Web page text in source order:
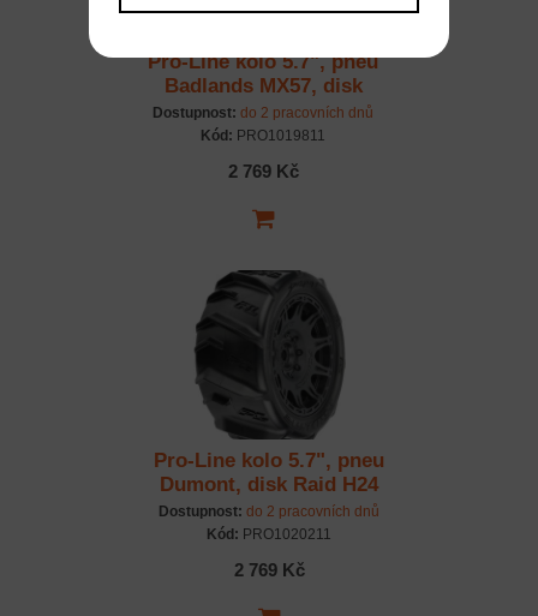
Pro-Line kolo 5.7", pneu
Badlands MX57, disk
Raid H24 černý (2)
Dostupnost: do 2 pracovních dnů
Kód: PRO1019811
2 769 Kč
Pro-Line kolo 5.7", pneu
Dumont, disk Raid H24
černý (2)
Dostupnost: do 2 pracovních dnů
Kód: PRO1020211
2 769 Kč